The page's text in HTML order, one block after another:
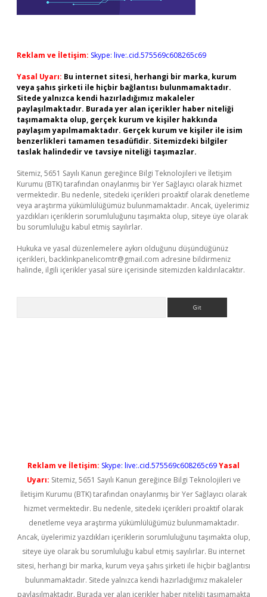
Reklam ve İletişim: Skype: live:.cid.575569c608265c69
Yasal Uyarı: Bu internet sitesi, herhangi bir marka, kurum
veya şahıs şirketi ile hiçbir bağlantısı bulunmamaktadır.
Sitede yalnızca kendi hazırladığımız makaleler
paylaşılmaktadır. Burada yer alan içerikler haber niteliği
taşımamakta olup, gerçek kurum ve kişiler hakkında
paylaşım yapılmamaktadır. Gerçek kurum ve kişiler ile isim
benzerlikleri tamamen tesadüfidir. Sitemizdeki bilgiler
taslak halindedir ve tavsiye niteliği taşımazlar.
Sitemiz, 5651 Sayılı Kanun gereğince Bilgi Teknolojileri ve İletişim
Kurumu (BTK) tarafından onaylanmış bir Yer Sağlayıcı olarak hizmet
vermektedir. Bu nedenle, sitedeki içerikleri proaktif olarak denetleme
veya araştırma yükümlülüğümüz bulunmamaktadır. Ancak, üyelerimiz
yazdıkları içeriklerin sorumluluğunu taşımakta olup, siteye üye olarak
bu sorumluluğu kabul etmiş sayılırlar.
Hukuka ve yasal düzenlemelere aykırı olduğunu düşündüğünüz
içerikleri, backlinkpanelicomtr@gmail.com adresine bildirmeniz
halinde, ilgili içerikler yasal süre içerisinde sitemizden kaldırılacaktır.
Reklam ve İletişim: Skype: live:.cid.575569c608265c69Yasal
Uyarı: Sitemiz, 5651 Sayılı Kanun gereğince Bilgi Teknolojileri ve
İletişim Kurumu (BTK) tarafından onaylanmış bir Yer Sağlayıcı olarak
hizmet vermektedir. Bu nedenle, sitedeki içerikleri proaktif olarak
denetleme veya araştırma yükümlülüğümüz bulunmamaktadır.
Ancak, üyelerimiz yazdıkları içeriklerin sorumluluğunu taşımakta olup,
siteye üye olarak bu sorumluluğu kabul etmiş sayılırlar. Bu internet
sitesi, herhangi bir marka, kurum veya şahıs şirketi ile hiçbir bağlantısı
bulunmamaktadır. Sitede yalnızca kendi hazırladığımız makaleler
paylaşılmaktadır. Burada yer alan içerikler haber niteliği taşımamakta